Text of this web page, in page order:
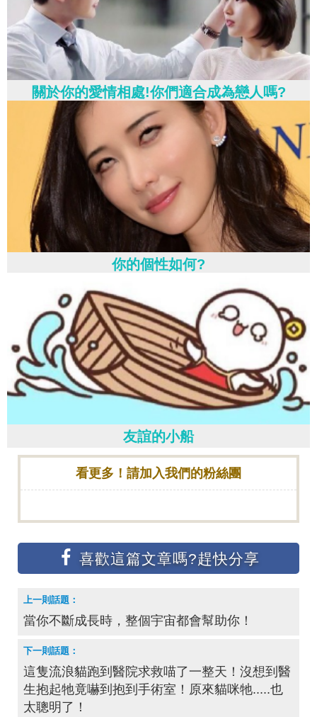
關於你的愛情相處!你們適合成為戀人嗎?
你的個性如何?
友誼的小船
看更多！請加入我們的粉絲團
當你不斷成長時，整個宇宙都會幫助你！
這隻流浪貓跑到醫院求救喵了一整天！沒想到醫
生抱起牠竟嚇到抱到手術室！原來貓咪牠.....也
太聰明了！